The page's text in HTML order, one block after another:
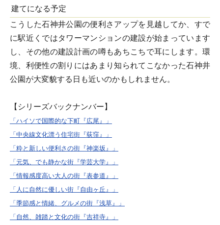
建てになる予定
こうした石神井公園の便利さアップを見越してか、すで
に駅近くではタワーマンションの建設が始まっています
し、その他の建設計画の噂もあちこちで耳にします。環
境、利便性の割りにはあまり知られてこなかった石神井
公園が大変貌する日も近いのかもしれません。
【シリーズバックナンバー】
「ハイソで国際的な下町『広尾』」
「中央線文化漂う住宅街『荻窪』」
「粋と新しい便利さの街『神楽坂』」
「元気、でも静かな街『学芸大学』」
「情報感度高い大人の街『表参道』」
「人に自然に優しい街『自由ヶ丘』」
「季節感と情緒、グルメの街『浅草』」
「自然、雑踏と文化の街『吉祥寺』」